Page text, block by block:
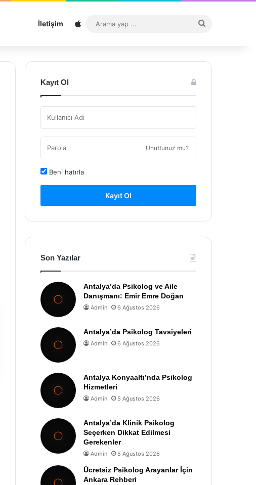
İletişim Sitemap
...
Kayıt Ol
Unuttunuz mu?
Beni hatırla
Kayıt Ol
Son Yazılar
Antalya’da Psikolog ve Aile
Danışmanı: Emir Emre Doğan
Admin 6 Ağustos 2026
Antalya’da Psikolog Tavsiyeleri
Admin 6 Ağustos 2026
Antalya Konyaaltı’nda Psikolog
Hizmetleri
Admin 5 Ağustos 2026
Antalya’da Klinik Psikolog
Seçerken Dikkat Edilmesi
Gerekenler
Admin 5 Ağustos 2026
Ücretsiz Psikolog Arayanlar İçin
Ankara Rehberi